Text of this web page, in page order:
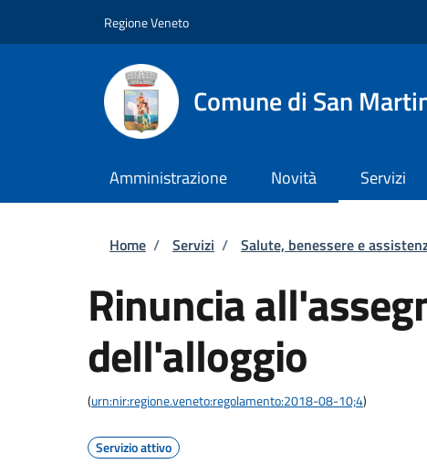
Regione Veneto
Comune di San
Amministrazione Novità Servizi
Briciole di pane
Home / Servizi / Salute, benessere e
Rinuncia
dell'alloggio
(urn:nir:regione.veneto:regolamento:2018-08-10;4)
Servizio attivo